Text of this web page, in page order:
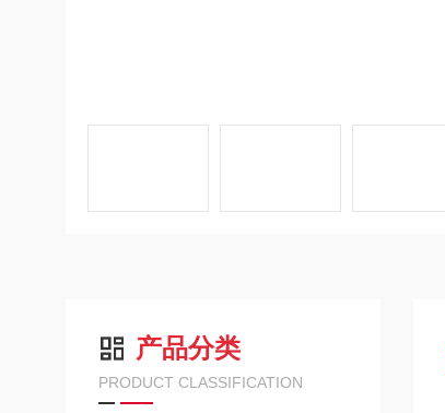
产品分类
PRODUCT CLASSIFICATION